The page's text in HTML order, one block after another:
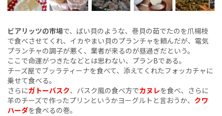
ビアリッツの市場で、ばい貝のような、巻貝の茹でたのを爪楊枝
で食べさせてくれ、イカやまい貝のプランチャを頼んだが、電気
プランチャの調子が悪く、業者が来るのが昼過ぎだという。
ここで命運がつきたなどとは思わない、プランBである。
チーズ屋でブッラティーナを食べて、添えてくれたフォッカチャに
乗せて食べる。
さらにガトーバスク、バスク風の食べ方でカヌレを食べ、さらに
羊のチーズで作ったプリンというかヨーグルトと言おうか、 クワ
ハーダを食べるの巻。